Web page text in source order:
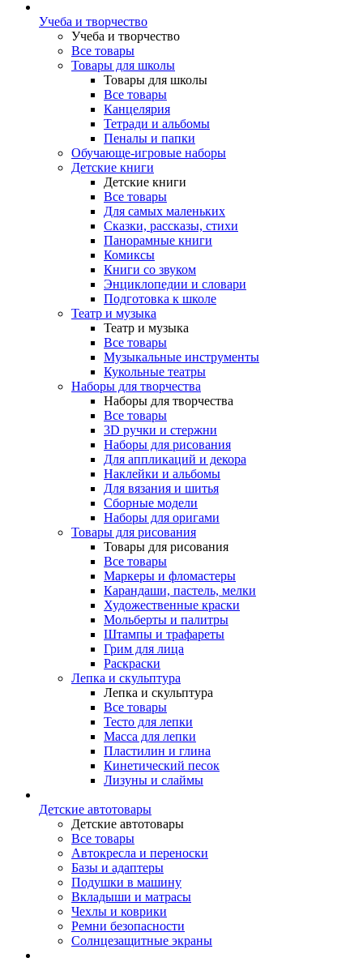
Учеба и творчество
Учеба и творчество
Все товары
Товары для школы
Товары для школы
Все товары
Канцелярия
Тетради и альбомы
Пеналы и папки
Обучающе-игровые наборы
Детские книги
Детские книги
Все товары
Для самых маленьких
Сказки, рассказы, стихи
Панорамные книги
Комиксы
Книги со звуком
Энциклопедии и словари
Подготовка к школе
Театр и музыка
Театр и музыка
Все товары
Музыкальные инструменты
Кукольные театры
Наборы для творчества
Наборы для творчества
Все товары
3D ручки и стержни
Наборы для рисования
Для аппликаций и декора
Наклейки и альбомы
Для вязания и шитья
Сборные модели
Наборы для оригами
Товары для рисования
Товары для рисования
Все товары
Маркеры и фломастеры
Карандаши, пастель, мелки
Художественные краски
Мольберты и палитры
Штампы и трафареты
Грим для лица
Раскраски
Лепка и скульптура
Лепка и скульптура
Все товары
Тесто для лепки
Масса для лепки
Пластилин и глина
Кинетический песок
Лизуны и слаймы
Детские автотовары
Детские автотовары
Все товары
Автокресла и переноски
Базы и адаптеры
Подушки в машину
Вкладыши и матрасы
Чехлы и коврики
Ремни безопасности
Солнцезащитные экраны